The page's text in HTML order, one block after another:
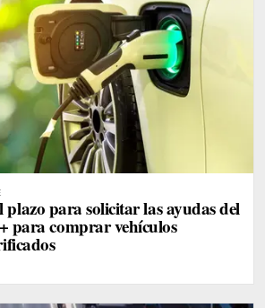
para solicitar las ayudas del
para comprar vehículos